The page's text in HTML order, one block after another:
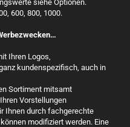
siehe Optionen.
600, 800, 1000.
Ihren Logos,
kundenspezifisch, auch in
Sortiment mitsamt
Vorstellungen
Ihnen durch fachgerechte
modifiziert werden. Eine